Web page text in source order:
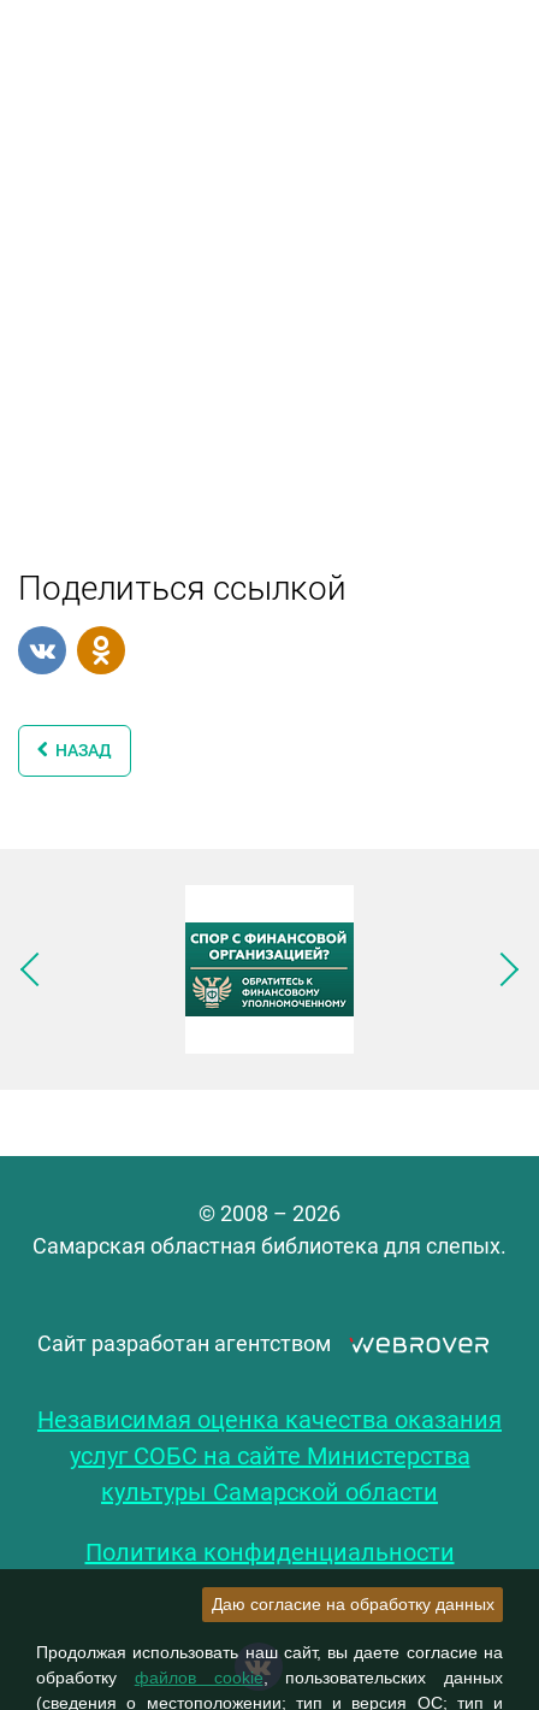
Поделиться ссылкой
НАЗАД
Следующее изображение
© 2008 – 2026
Самарская областная библиотека для слепых.
Сайт разработан агентством
Независимая оценка качества оказания
услуг СОБС на сайте Министерства
культуры Самарской области
Политика конфиденциальности
Даю согласие на обработку данных
Продолжая использовать наш сайт, вы даете согласие на
обработку файлов cookie, пользовательских данных
(сведения о местоположении; тип и версия ОС; тип и